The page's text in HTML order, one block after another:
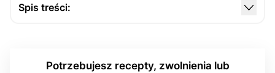
Spis treści:
Czy to tylko chandra, czy już depresja sezonowa?
Potrzebujesz recepty, zwolnienia lub